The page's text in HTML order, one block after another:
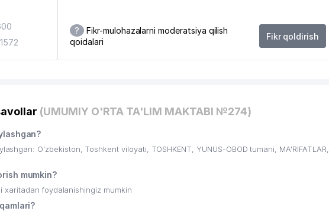
?
Fikr-mulohazalarni moderatsiya qilish
qoidalari
Fikr qoldirish
(UMUMIY O'RTA TA'LIM MAKTABI №274)
O'zbekiston, Toshkent viloyati, TOSHKENT, YUNUS-OBOD tumani, MA'RIFATLAR,
mumkin?
foydalanishingiz mumkin